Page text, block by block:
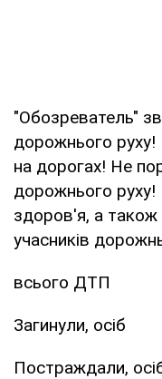
"Обозреватель"
дорожнього руху!
на дорогах! Не
дорожнього
здоров'я, а також
учасників
всього ДТП
Загинули, осіб
Постраждали,